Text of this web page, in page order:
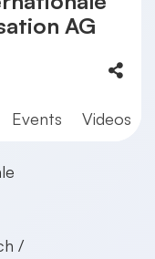
AG
Events Videos
/